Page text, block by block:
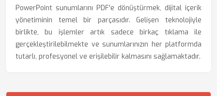
PowerPoint sunumlarını PDF'e dönüştürmek, dijital içerik
yönetiminin temel bir parçasıdır. Gelişen teknolojiyle
birlikte, bu işlemler artık sadece birkaç tıklama ile
gerçekleştirilebilmekte ve sunumlarınızın her platformda
tutarlı, profesyonel ve erişilebilir kalmasını sağlamaktadır.